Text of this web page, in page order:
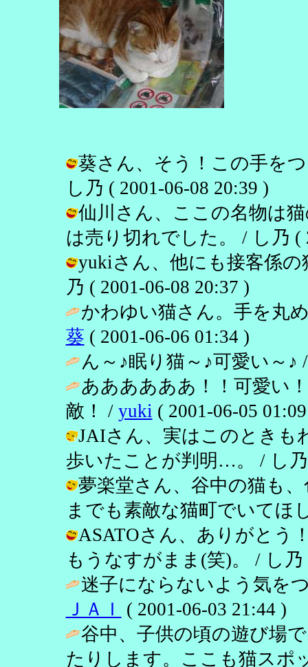
葵さん、そう！この手を
し乃 ( 2001-06-08 20:39 )
仙川さん、ここの名物は
は売り切れでした。 / し乃 (
yukiさん、他にも接客係
乃 ( 2001-06-08 20:37 )
かわゆい猫さん。手を丸
葵 ( 2001-06-06 01:34 )
ん～♪眠り猫～♪可愛い～♪
ああああああ！！可愛い
敵！ / yuki ( 2001-06-05
JAIさん、実はこのときも
歩いたことが判明…。 / し乃
夢楽堂さん、谷中の猫も
までも素敵な猫町でいてほ
ASATOさん、ありがとう
もうなすがまま(笑)。 / し乃
迷子にならないよう気を
ＪＡＩ
( 2001-06-03 21:44 )
谷中、子供の頃の遊び場
たりします。ここも猫スポ